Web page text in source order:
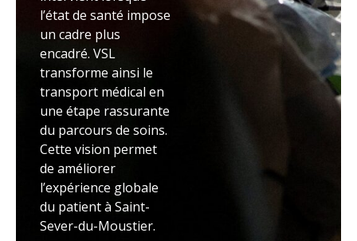
l’état de santé impose
un cadre plus
encadré. VSL
transforme ainsi le
transport médical en
une étape rassurante
du parcours de soins.
Cette vision permet
de améliorer
l’expérience globale
du patient à Saint-
Sever-du-Moustier.